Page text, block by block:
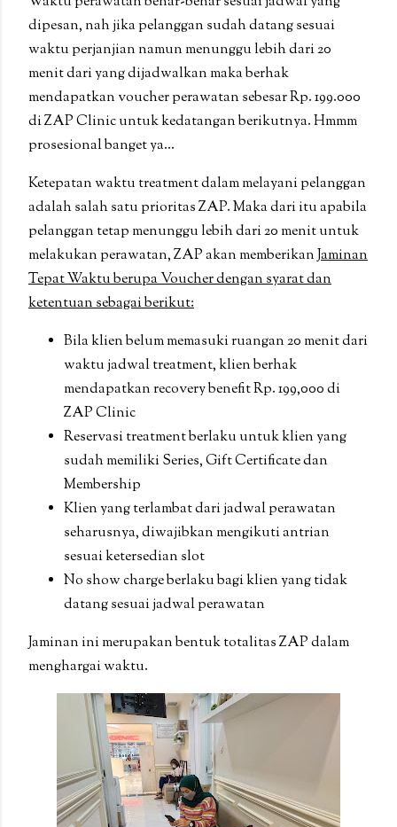
dipesan, nah jika pelanggan sudah datang sesuai
waktu perjanjian namun menunggu lebih dari 20
menit dari yang dijadwalkan maka berhak
mendapatkan voucher perawatan sebesar Rp. 199.000
di ZAP Clinic untuk kedatangan berikutnya. Hmmm
prosesional banget ya...
Ketepatan waktu treatment dalam melayani pelanggan
adalah salah satu prioritas ZAP. Maka dari itu apabila
pelanggan tetap menunggu lebih dari 20 menit untuk
melakukan perawatan, ZAP akan memberikanJaminan
Tepat Waktu berupa Voucher dengan syarat dan
ketentuan sebagai berikut:
Bila klien belum memasuki ruangan 20 menit dari
waktu jadwal treatment, klien berhak
mendapatkan recovery benefit Rp. 199,000 di
ZAP Clinic
Reservasi treatment berlaku untuk klien yang
sudah memiliki Series, Gift Certificate dan
Membership
Klien yang terlambat dari jadwal perawatan
seharusnya, diwajibkan mengikuti antrian
sesuai ketersedian slot
No show charge berlaku bagi klien yang tidak
datang sesuai jadwal perawatan
Jaminan ini merupakan bentuk totalitas ZAP dalam
menghargai waktu.